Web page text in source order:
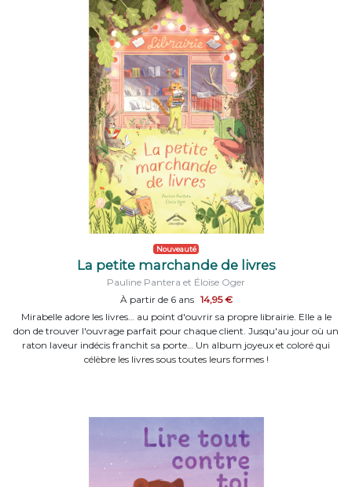
Nouveauté
La petite marchande de livres
Pauline Pantera et Éloïse Oger
À partir de 6 ans 14,95 €
Mirabelle adore les livres… au point d'ouvrir sa propre librairie. Elle a le
don de trouver l'ouvrage parfait pour chaque client. Jusqu'au jour où un
raton laveur indécis franchit sa porte… Un album joyeux et coloré qui
célèbre les livres sous toutes leurs formes !